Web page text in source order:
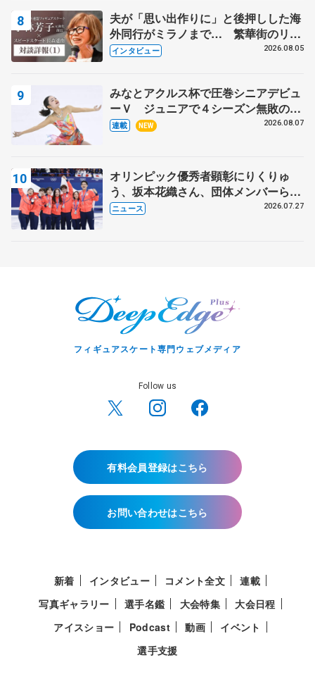
夫が「思い出作りに」と後押しした海
外同行がミラノまで… 繁華街のリン
クでは不良のお兄さんも味方に 小林
インタビュー 2026.08.05
みなとアクルス杯で圧巻シニアデビュ
ーＶ ジュニアで４シーズン無敗の島
田麻央
連載 NEW 2026.08.07
オリンピック優秀者顕彰にりくりゅ
う、坂本花織さん、団体メンバーら
8月7日に文科省が表彰式、ブルーノ・
ニュース 2026.07.27
フィギュアスケート専門ウェブメディア
Follow us
有料会員登録はこちら
お問い合わせはこちら
新着 インタビュー コメント全文
連載
写真ギャラリー
選手名鑑 大会特集
大会日程
アイスショー
Podcast 動画
イベント
選手支援